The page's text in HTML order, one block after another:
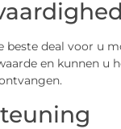
beste deal voor u
en kunnen u